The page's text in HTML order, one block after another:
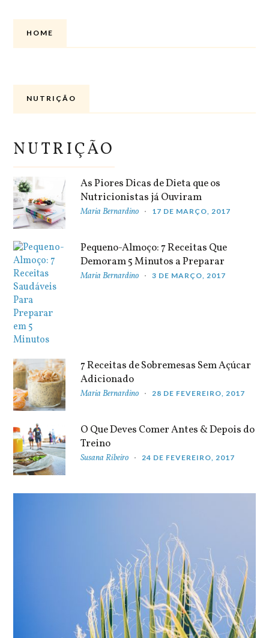
HOME
NUTRIÇÃO
NUTRIÇÃO
As Piores Dicas de Dieta que os
Nutricionistas já Ouviram
Maria Bernardino 17 DE MARÇO, 2017
Pequeno-Almoço: 7 Receitas Que
Demoram 5 Minutos a Preparar
Maria Bernardino 3 DE MARÇO, 2017
7 Receitas de Sobremesas Sem Açúcar
Adicionado
Maria Bernardino 28 DE FEVEREIRO, 2017
O Que Deves Comer Antes & Depois do
Treino
Susana Ribeiro 24 DE FEVEREIRO, 2017